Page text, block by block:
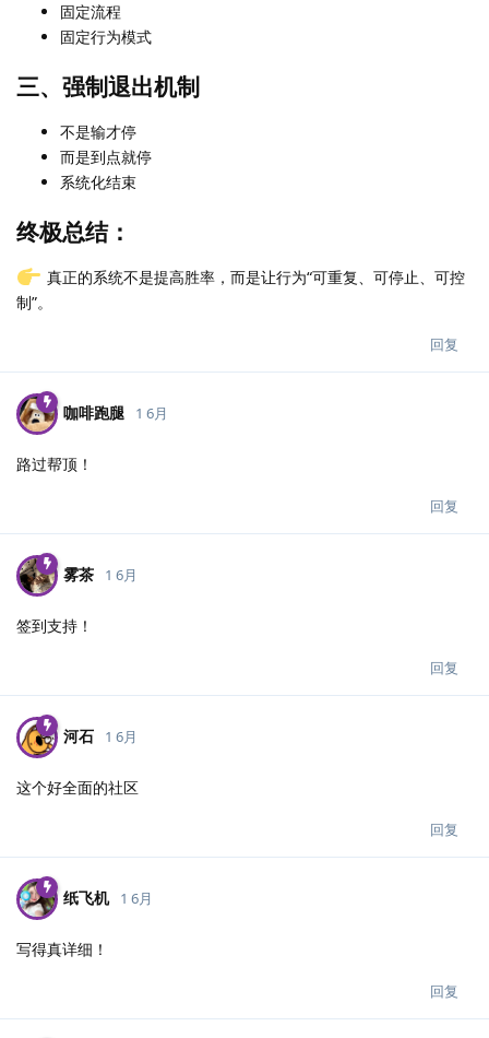
固定流程
固定行为模式
三、强制退出机制
不是输才停
而是到点就停
系统化结束
终极总结：
真正的系统不是提高胜率，而是让行为“可重复、可停止、可控
制”。
回复
咖啡跑腿 1 6月
路过帮顶！
回复
雾茶 1 6月
签到支持！
回复
河石 1 6月
这个好全面的社区
回复
纸飞机 1 6月
写得真详细！
回复